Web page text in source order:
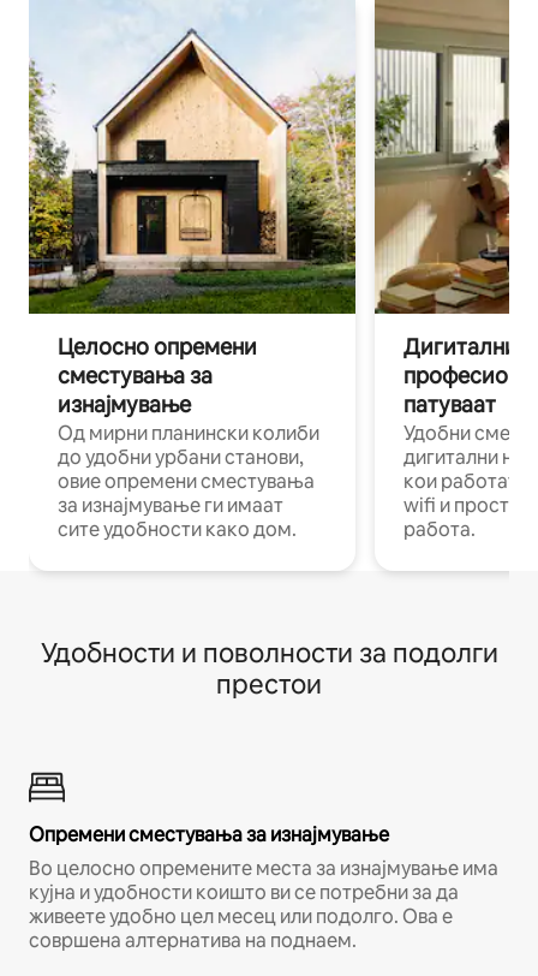
Целосно опремени
сместувања за
изнајмување
Од мирни планински колиби
до удобни урбани станови,
овие опремени сместувања
за изнајмување ги имаат
сите удобности како дом.
Дигитални
патуваат
Удобни
дигитални
кои работат
wifi и
работа.
Удобности и поволности за подолги
престои
Опремени сместувања за изнајмување
Во целосно опремените места за изнајмување има
кујна и удобности коишто ви се потребни за да
живеете удобно цел месец или подолго. Ова е
совршена алтернатива на поднаем.